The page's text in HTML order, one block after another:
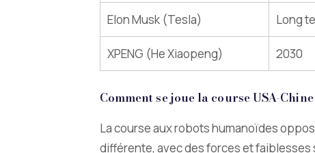
Elon Musk (Tesla) Long
XPENG (He Xiaopeng) 2030
Comment se joue la course USA-
La course aux robots humanoïdes
différente, avec des forces et